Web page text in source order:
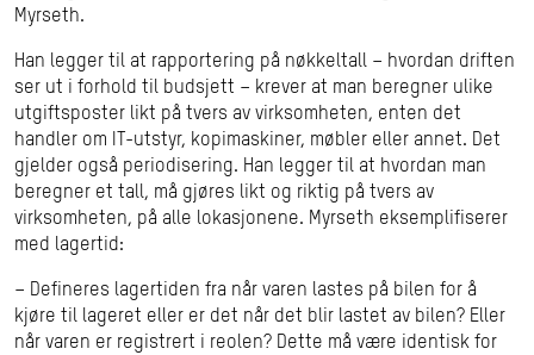
Myrseth.
Han legger til at rapportering på nøkkeltall – hvordan driften
ser ut i forhold til budsjett – krever at man beregner ulike
utgiftsposter likt på tvers av virksomheten, enten det
handler om IT-utstyr, kopimaskiner, møbler eller annet. Det
gjelder også periodisering. Han legger til at hvordan man
beregner et tall, må gjøres likt og riktig på tvers av
virksomheten, på alle lokasjonene. Myrseth eksemplifiserer
med lagertid:
– Defineres lagertiden fra når varen lastes på bilen for å
kjøre til lageret eller er det når det blir lastet av bilen? Eller
når varen er registrert i reolen? Dette må være identisk for